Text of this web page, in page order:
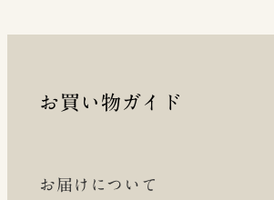
お買い物ガイド
お届けについて